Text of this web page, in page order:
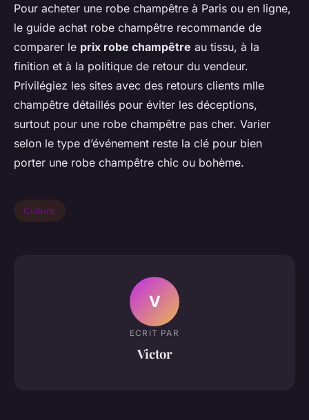
Pour acheter une robe champêtre à Paris ou en ligne,
le guide achat robe champêtre recommande de
comparer le prix robe champêtre au tissu, à la
finition et à la politique de retour du vendeur.
Privilégiez les sites avec des retours clients mlle
champêtre détaillés pour éviter les déceptions,
surtout pour une robe champêtre pas cher. Varier
selon le type d’événement reste la clé pour bien
porter une robe champêtre chic ou bohème.
Culture
V
ECRIT PAR
Victor